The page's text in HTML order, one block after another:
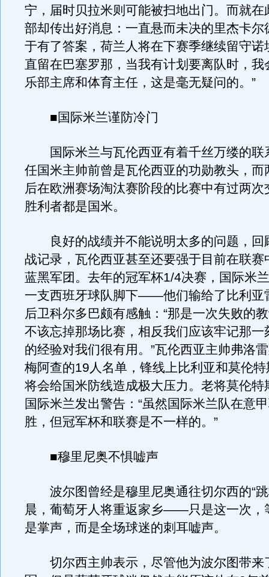
宁，届时贝拉米则可能被扫地出门。而就在
部却传出好消息：一直悬而未决的里杰卡尔
于有了答案，荷兰人将在下赛季继续留守诺
直留在巴塞罗那，当我有计划要离队时，我
乐部主席和体育主任，这是毫无疑问的。”
■国际米兰谨防冷门
国际米兰与瓦伦西亚有着千丝万缕的联
任国米主帅前曾是瓦伦西亚的功勋教头，
后在欧洲赛场淘汰赛阶段的比赛中有过两次
胜利者都是国米。
良好的战绩并不能说明太多的问题，回
战记录，瓦伦西亚甚至还要强于目前在联赛
蓝黑军团。去年的冠军杯1/4决赛，国际米
一支西班牙球队脚下——他们输给了比利亚
后卫科尔多巴颇有感触：“那是一次失败的
不该忘掉那场比赛，相反我们应该牢记那一
的经验对我们很有用。”瓦伦西亚主帅弗洛
梅阿查的19人名单，锋线上比利亚和莫伦
将会给国米防线造成极大压力。老将莫伦特
国际米兰发出警告：“虽然国际米兰队在意
胜，但冠军杯和联赛是不一样的。”
■穆里尼奥不惧嘘声
波尔图曾经是穆里尼奥通往切尔西的“跳
晨，葡萄牙人将重返家乡——只是这一次，
是掌声，而是全场球迷的刺耳嘘声。
切尔西主帅表示，尽管他为波尔图带来